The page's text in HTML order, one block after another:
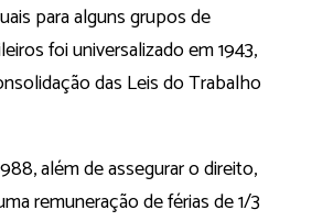
para alguns grupos de
foi universalizado em 1943,
das Leis do Trabalho
além de assegurar o direito,
remuneração de férias de 1/3